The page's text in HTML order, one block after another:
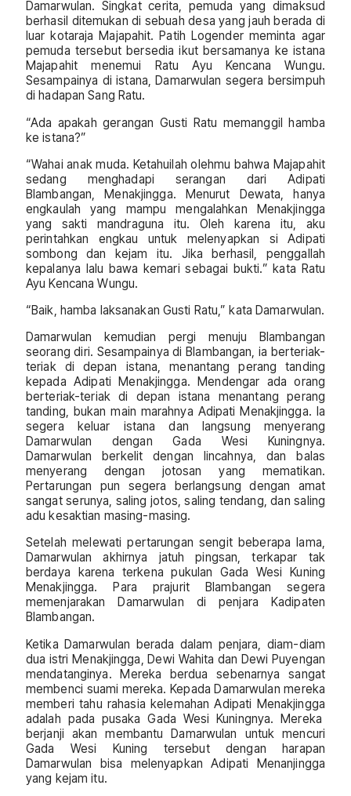
Damarwulan. Singkat cerita, pemuda yang dimaksud
berhasil ditemukan di sebuah desa yang jauh berada di
luar kotaraja Majapahit. Patih Logender meminta agar
pemuda tersebut bersedia ikut bersamanya ke istana
Majapahit menemui Ratu Ayu Kencana Wungu.
Sesampainya di istana, Damarwulan segera bersimpuh
di hadapan Sang Ratu.
“Ada apakah gerangan Gusti Ratu memanggil hamba
ke istana?”
“Wahai anak muda. Ketahuilah olehmu bahwa Majapahit
sedang menghadapi serangan dari Adipati
Blambangan, Menakjingga. Menurut Dewata, hanya
engkaulah yang mampu mengalahkan Menakjingga
yang sakti mandraguna itu. Oleh karena itu, aku
perintahkan engkau untuk melenyapkan si Adipati
sombong dan kejam itu. Jika berhasil, penggallah
kepalanya lalu bawa kemari sebagai bukti.” kata Ratu
Ayu Kencana Wungu.
“Baik, hamba laksanakan Gusti Ratu,” kata Damarwulan.
Damarwulan kemudian pergi menuju Blambangan
seorang diri. Sesampainya di Blambangan, ia berteriak-
teriak di depan istana, menantang perang tanding
kepada Adipati Menakjingga. Mendengar ada orang
berteriak-teriak di depan istana menantang perang
tanding, bukan main marahnya Adipati Menakjingga. Ia
segera keluar istana dan langsung menyerang
Damarwulan dengan Gada Wesi Kuningnya.
Damarwulan berkelit dengan lincahnya, dan balas
menyerang dengan jotosan yang mematikan.
Pertarungan pun segera berlangsung dengan amat
sangat serunya, saling jotos, saling tendang, dan saling
adu kesaktian masing-masing.
Setelah melewati pertarungan sengit beberapa lama,
Damarwulan akhirnya jatuh pingsan, terkapar tak
berdaya karena terkena pukulan Gada Wesi Kuning
Menakjingga. Para prajurit Blambangan segera
memenjarakan Damarwulan di penjara Kadipaten
Blambangan.
Ketika Damarwulan berada dalam penjara, diam-diam
dua istri Menakjingga, Dewi Wahita dan Dewi Puyengan
mendatanginya. Mereka berdua sebenarnya sangat
membenci suami mereka. Kepada Damarwulan mereka
memberi tahu rahasia kelemahan Adipati Menakjingga
adalah pada pusaka Gada Wesi Kuningnya. Mereka
berjanji akan membantu Damarwulan untuk mencuri
Gada Wesi Kuning tersebut dengan harapan
Damarwulan bisa melenyapkan Adipati Menanjingga
yang kejam itu.